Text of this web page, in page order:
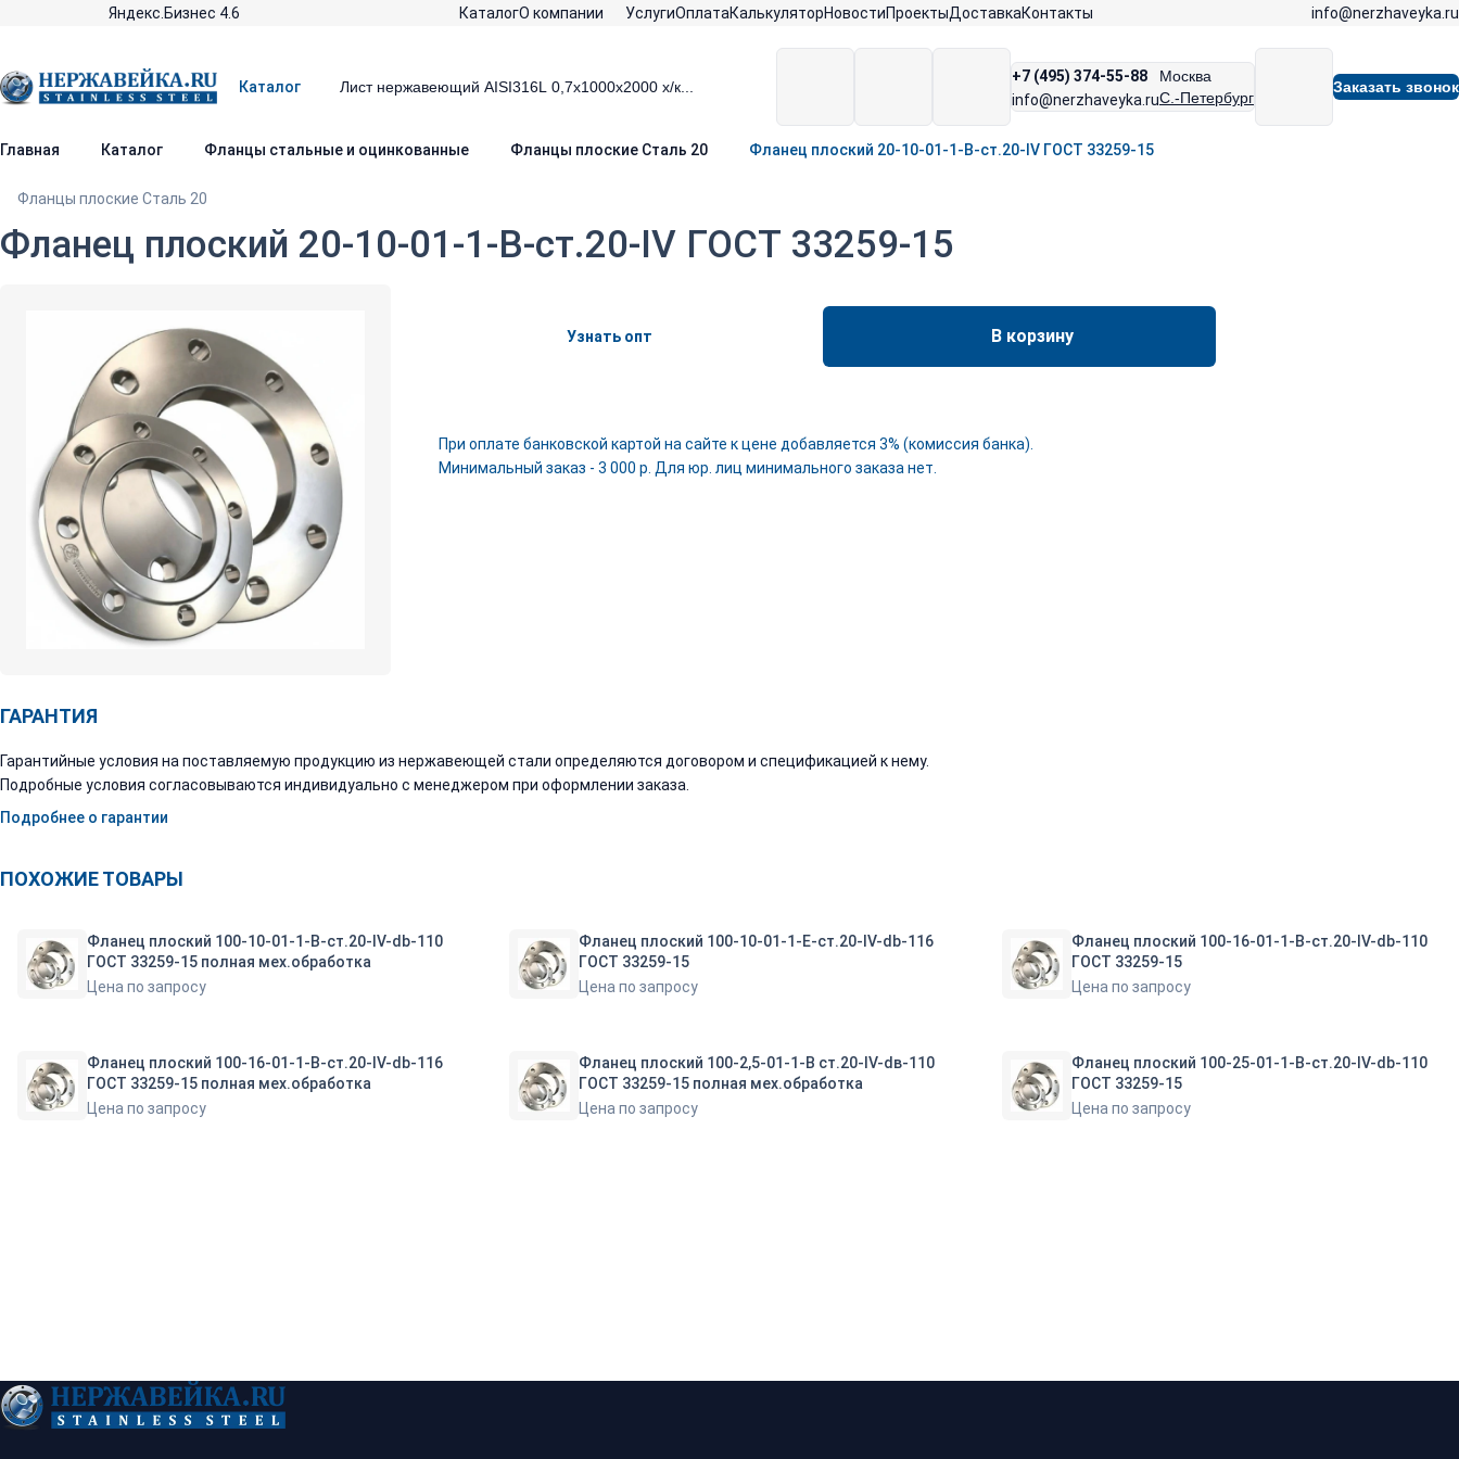
Яндекс.Бизнес 4.6 КаталогО компании УслугиОплатаКалькуляторНовостиПроектыДоставкаКонтакты info@nerzhaveyka.ru
Каталог
+7 (495) 374-55-88
info@nerzhaveyka.ru
Москва
С.-Петербург
Заказать звонок
Главная Каталог Фланцы стальные и оцинкованные Фланцы плоские Сталь 20 Фланец плоский 20-10-01-1-B-ст.20-IV ГОСТ 33259-15
Фланцы плоские Сталь 20
Фланец плоский 20-10-01-1-B-ст.20-IV ГОСТ 33259-15
Узнать опт В корзину
При оплате банковской картой на сайте к цене добавляется 3% (комиссия банка).
Минимальный заказ - 3 000 р. Для юр. лиц минимального заказа нет.
ГАРАНТИЯ
Гарантийные условия на поставляемую продукцию из нержавеющей стали определяются договором и спецификацией к нему.
Подробные условия согласовываются индивидуально с менеджером при оформлении заказа.
Подробнее о гарантии
ПОХОЖИЕ ТОВАРЫ
Фланец плоский 100-10-01-1-B-ст.20-IV-db-110
ГОСТ 33259-15 полная мех.обработка
Цена по запросу
Фланец плоский 100-10-01-1-E-ст.20-IV-db-116
ГОСТ 33259-15
Цена по запросу
Фланец плоский 100-16-01-1-B-ст.20-IV-db-110
ГОСТ 33259-15
Цена по запросу
Фланец плоский 100-16-01-1-B-ст.20-IV-db-116
ГОСТ 33259-15 полная мех.обработка
Цена по запросу
Фланец плоский 100-2,5-01-1-В ст.20-IV-dв-110
ГОСТ 33259-15 полная мех.обработка
Цена по запросу
Фланец плоский 100-25-01-1-B-ст.20-IV-db-110
ГОСТ 33259-15
Цена по запросу